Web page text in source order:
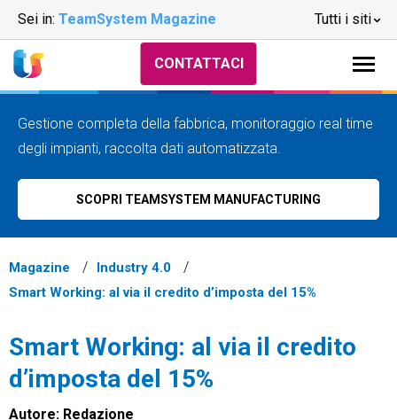
Sei in: TeamSystem Magazine Tutti i siti
CONTATTACI
Gestione completa della fabbrica, monitoraggio real time
degli impianti, raccolta dati automatizzata.
SCOPRI TEAMSYSTEM MANUFACTURING
Magazine
Industry 4.0
Smart Working: al via il credito d’imposta del 15%
Smart Working: al via il credito
d’imposta del 15%
Autore: Redazione